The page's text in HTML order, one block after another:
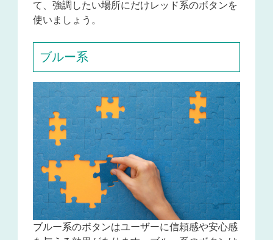
て、強調したい場所にだけレッド系のボタンを
使いましょう。
ブルー系
ブルー系のボタンはユーザーに信頼感や安心感